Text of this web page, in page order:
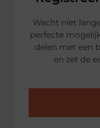
Wacht niet
perfecte
delen met een
en zet de